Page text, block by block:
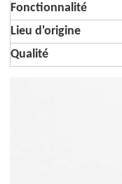
Fonctionnalité
Lieu d'origine
Qualité